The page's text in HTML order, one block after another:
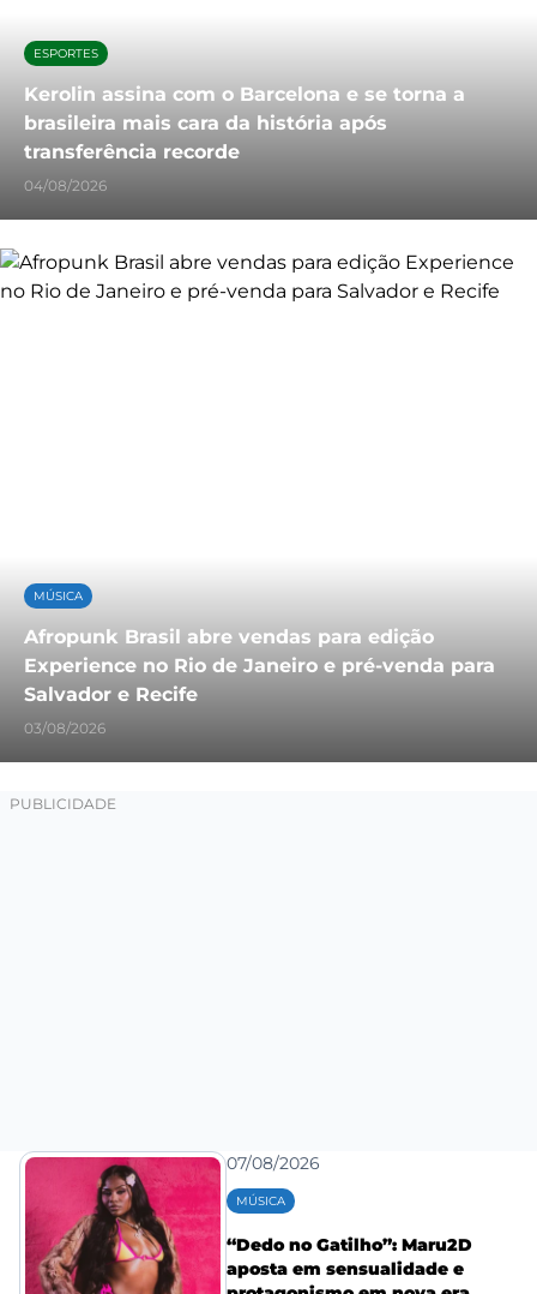
ESPORTES
Kerolin assina com o Barcelona e se torna a
brasileira mais cara da história após
transferência recorde
04/08/2026
MÚSICA
Afropunk Brasil abre vendas para edição
Experience no Rio de Janeiro e pré-venda para
Salvador e Recife
03/08/2026
07/08/2026
MÚSICA
“Dedo no Gatilho”: Maru2D
aposta em sensualidade e